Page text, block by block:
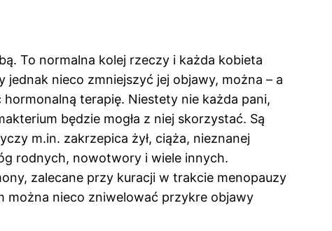
To normalna kolej rzeczy i każda kobieta
jednak nieco zmniejszyć jej objawy, można – a
terapię. Niestety nie każda pani,
będzie mogła z niej skorzystać. Są
m.in. zakrzepica żył, ciąża, nieznanej
rodnych, nowotwory i wiele innych.
zalecane przy kuracji w trakcie menopauzy
można nieco zniwelować przykre objawy